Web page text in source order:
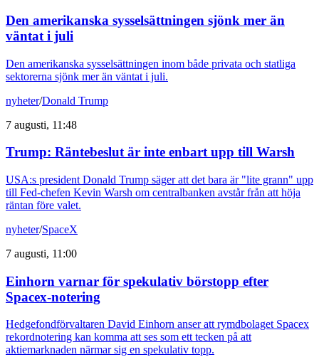
Den amerikanska sysselsättningen sjönk mer än
väntat i juli
Den amerikanska sysselsättningen inom både privata och statliga
sektorerna sjönk mer än väntat i juli.
nyheter/Donald Trump
7 augusti, 11:48
Trump: Räntebeslut är inte enbart upp till Warsh
USA:s president Donald Trump säger att det bara är "lite grann" upp
till Fed-chefen Kevin Warsh om centralbanken avstår från att höja
räntan före valet.
nyheter/SpaceX
7 augusti, 11:00
Einhorn varnar för spekulativ börstopp efter
Spacex-notering
Hedgefondförvaltaren David Einhorn anser att rymdbolaget Spacex
rekordnotering kan komma att ses som ett tecken på att
aktiemarknaden närmar sig en spekulativ topp.